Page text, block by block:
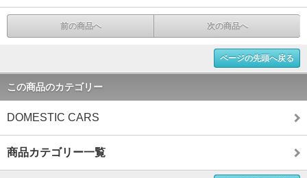
前の商品へ 次の商品へ
ページの先頭へ戻る
この商品のカテゴリー
DOMESTIC CARS
商品カテゴリー一覧